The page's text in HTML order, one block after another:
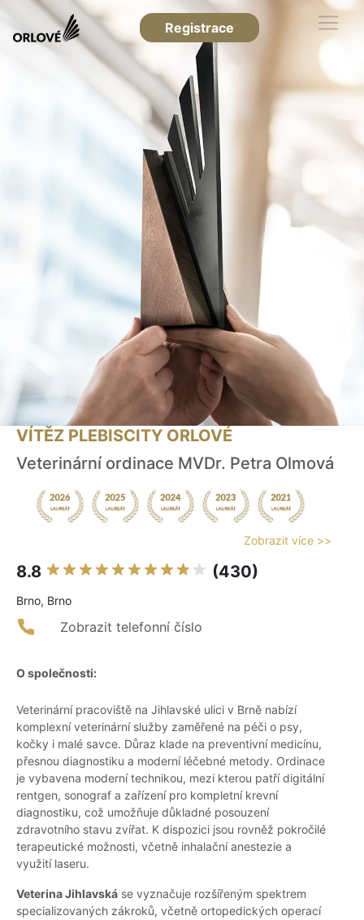
Registrace
VÍTĚZ PLEBISCITY ORLOVÉ
Veterinární ordinace MVDr. Petra Olmová
Zobrazit více >>
8.8 (430)
Brno, Brno
Zobrazit telefonní číslo
O společnosti:
Veterinární pracoviště na Jihlavské ulici v Brně nabízí
komplexní veterinární služby zaměřené na péči o psy,
kočky i malé savce. Důraz klade na preventivní medicínu,
přesnou diagnostiku a moderní léčebné metody. Ordinace
je vybavena moderní technikou, mezi kterou patří digitální
rentgen, sonograf a zařízení pro kompletní krevní
diagnostiku, což umožňuje důkladné posouzení
zdravotního stavu zvířat. K dispozici jsou rovněž pokročilé
terapeutické možnosti, včetně inhalační anestezie a
využití laseru.
Veterina Jihlavská se vyznačuje rozšířeným spektrem
specializovaných zákroků, včetně ortopedických operací